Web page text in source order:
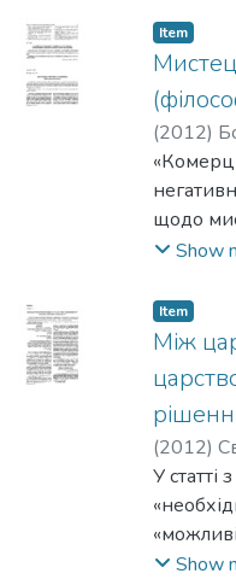
Item
(2012)
щодо
Show
Item
Між
(2012)
У статті
Show